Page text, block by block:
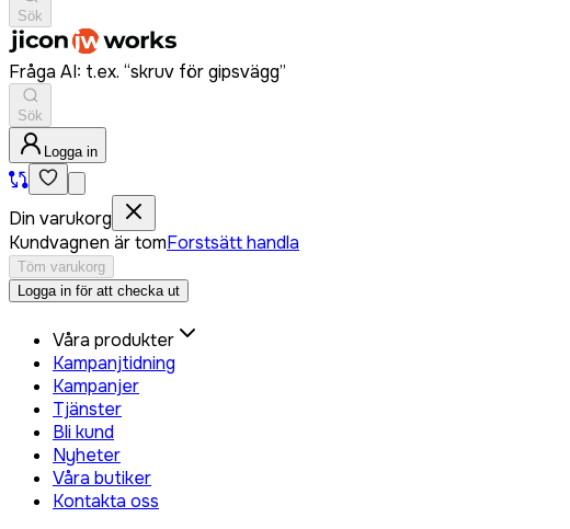
Sök
Fråga AI: t.ex. “skruv för gipsvägg”
Sök
Logga in
Din varukorg
Kundvagnen är tomForstsätt handla
Töm varukorg
Logga in för att checka ut
Våra produkter
Kampanjtidning
Kampanjer
Tjänster
Bli kund
Nyheter
Våra butiker
Kontakta oss